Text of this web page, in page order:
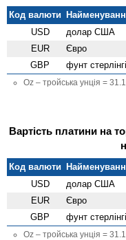
Код валюти
USD
долар США
EUR Євро
GBP фунт
Oz – тройська унція =
Вартість платини на
Код валюти
USD
долар США
EUR Євро
GBP фунт
Oz – тройська унція =